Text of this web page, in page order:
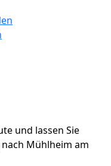
und lassen Sie
Mühlheim am